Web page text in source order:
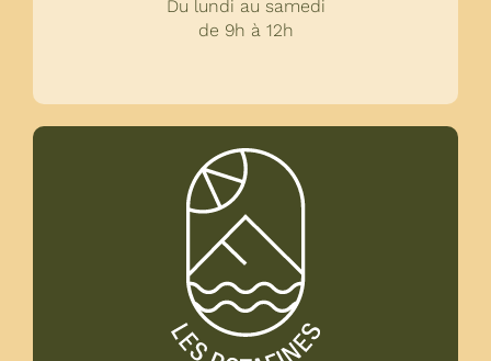
Du lundi au samedi
de 9h à 12h